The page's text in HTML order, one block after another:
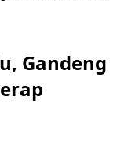
Gandeng